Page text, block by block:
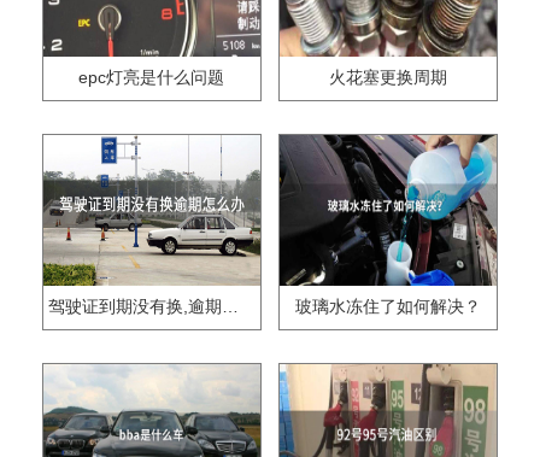
epc灯亮是什么问题 火花塞更换周期
驾驶证到期没有换,逾期怎么办?? 玻璃水冻住了如何解决？